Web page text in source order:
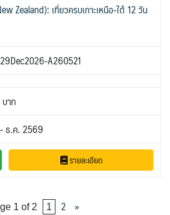
Zealand): เที่ยวครบเกาะเหนือ-ใต้ 12 วัน
A260521
าท
ธ.ค. 2569
รายละเอียด
1 of 2 1 2 »